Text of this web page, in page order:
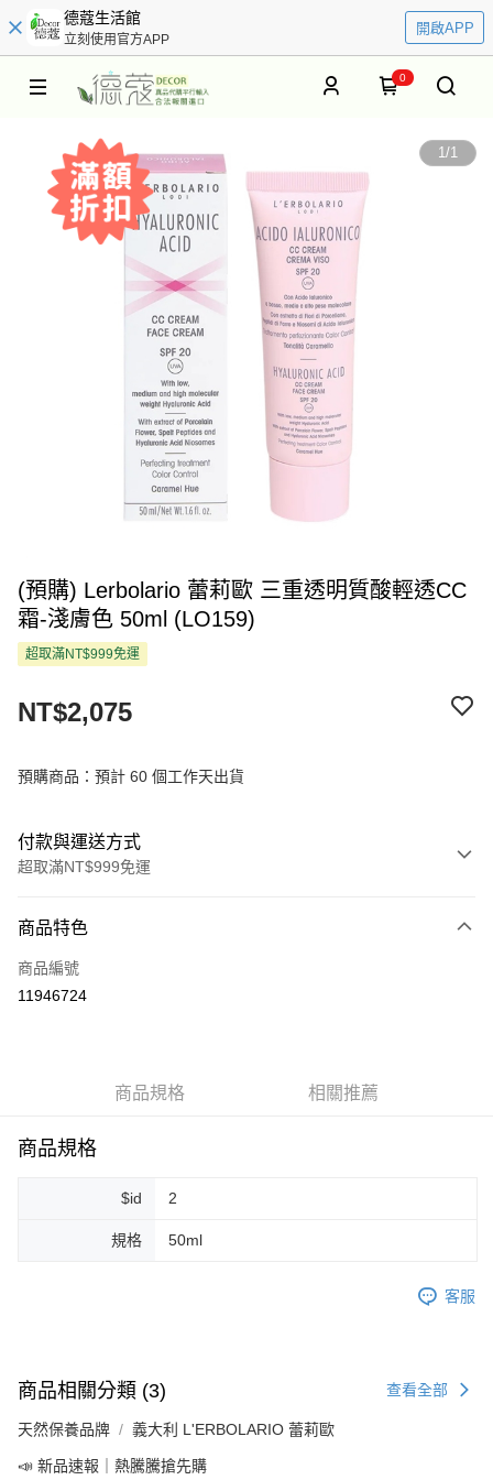
德蔻生活館
立刻使用官方APP
開啟APP
0
1/1
(預購) Lerbolario 蕾莉歐 三重透明質酸輕透CC
霜-淺膚色 50ml (LO159)
超取滿NT$999免運
NT$2,075
預購商品：預計 60 個工作天出貨
付款與運送方式
超取滿NT$999免運
信用卡一次付款
超商取貨付款
悠遊付
全家純取貨 (先付款
7-11取貨付款
商品特色
商品編號
11946724
商品規格 相關推薦
商品規格
$id 2
規格 50ml
客服
商品相關分類 (3) 查看全部
天然保養品牌 義大利 L'ERBOLARIO 蕾莉歐
📣 新品速報｜熱騰騰搶先購